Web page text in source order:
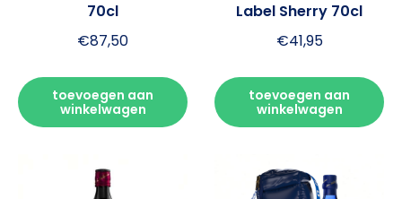
70cl
€87,50
toevoegen aan
winkelwagen
Label Sherry 70cl
€41,95
toevoegen aan
winkelwagen